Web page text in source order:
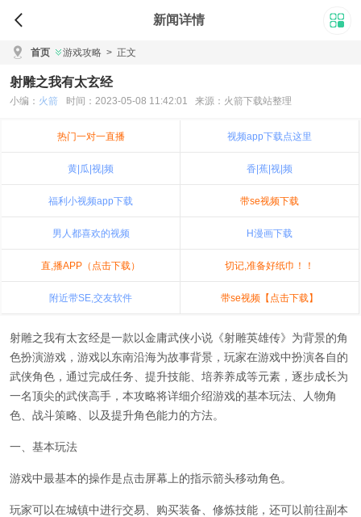
新闻详情
首页 游戏攻略 > 正文
射雕之我有太玄经
小编： 火箭 时间：2023-05-08 11:42:01 来源：火箭下载站整理
热门一对一直播 视频app下载点这里
黄|瓜|视|频 香|蕉|视|频
福利小视频app下载 带se视频下载
男人都喜欢的视频 H漫画下载
直,播APP（点击下载） 切记,准备好纸巾！！
附近带SE,交友软件 带se视频【点击下载】
射雕之我有太玄经是一款以金庸武侠小说《射雕英雄传》为背景的角
色扮演游戏，游戏以东南沿海为故事背景，玩家在游戏中扮演各自的
武侠角色，通过完成任务、提升技能、培养养成等元素，逐步成长为
一名顶尖的武侠高手，本攻略将详细介绍游戏的基本玩法、人物角
色、战斗策略、以及提升角色能力的方法。
一、基本玩法
游戏中最基本的操作是点击屏幕上的指示箭头移动角色。
玩家可以在城镇中进行交易、购买装备、修炼技能，还可以前往副本